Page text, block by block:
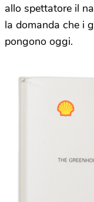
allo spettatore il
la domanda che i
pongono oggi.